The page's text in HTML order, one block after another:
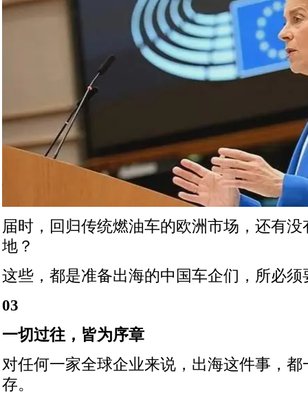
届时，回归传统燃油车的欧洲市场，还有
地？
这些，都是准备出海的中国车企们，所必须
03
一切过往，皆为序章
对任何一家全球企业来说，出海这件事，
存。